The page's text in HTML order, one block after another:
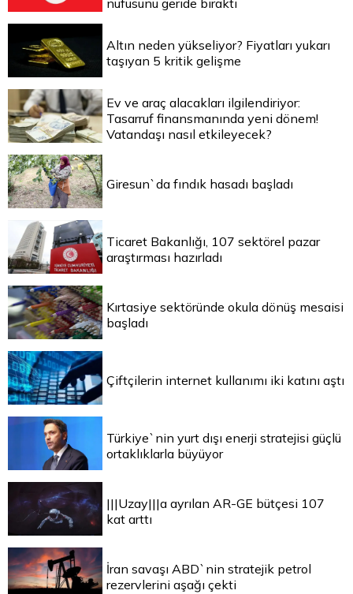
nüfusunu geride bıraktı
Altın neden yükseliyor? Fiyatları yukarı
taşıyan 5 kritik gelişme
Ev ve araç alacakları ilgilendiriyor:
Tasarruf finansmanında yeni dönem!
Vatandaşı nasıl etkileyecek?
Giresun`da fındık hasadı başladı
Ticaret Bakanlığı, 107 sektörel pazar
araştırması hazırladı
Kırtasiye sektöründe okula dönüş mesaisi
başladı
Çiftçilerin internet kullanımı iki katını aştı
Türkiye`nin yurt dışı enerji stratejisi güçlü
ortaklıklarla büyüyor
|||Uzay|||a ayrılan AR-GE bütçesi 107
kat arttı
İran savaşı ABD`nin stratejik petrol
rezervlerini aşağı çekti